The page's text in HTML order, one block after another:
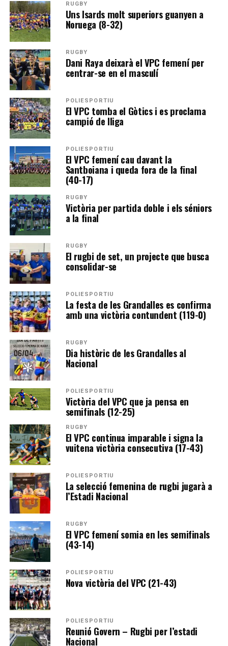
RUGBY
Uns Isards molt superiors guanyen a
Noruega (8-32)
RUGBY
Dani Raya deixarà el VPC femení per
centrar-se en el masculí
POLIESPORTIU
El VPC tomba el Gòtics i es proclama
campió de lliga
POLIESPORTIU
El VPC femení cau davant la
Santboiana i queda fora de la final
(40-17)
RUGBY
Victòria per partida doble i els séniors
a la final
RUGBY
El rugbi de set, un projecte que busca
consolidar-se
POLIESPORTIU
La festa de les Grandalles es confirma
amb una victòria contundent (119-0)
RUGBY
Dia històric de les Grandalles al
Nacional
POLIESPORTIU
Victòria del VPC que ja pensa en
semifinals (12-25)
RUGBY
El VPC continua imparable i signa la
vuitena victòria consecutiva (17-43)
POLIESPORTIU
La selecció femenina de rugbi jugarà a
l’Estadi Nacional
RUGBY
El VPC femení somia en les semifinals
(43-14)
POLIESPORTIU
Nova victòria del VPC (21-43)
POLIESPORTIU
Reunió Govern – Rugbi per l’estadi
Nacional